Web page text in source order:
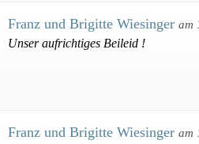
Franz und Brigitte Wiesinger am
Unser aufrichtiges Beileid !
Franz und Brigitte Wiesinger am